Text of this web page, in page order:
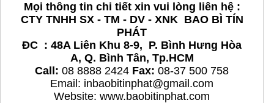
Mọi thông tin chi tiết xin vui lòng liên hệ :
CTY TNHH SX - TM - DV - XNK BAO BÌ TÍN
PHÁT
ĐC : 48A Liên Khu 8-9, P. Bình Hưng Hòa
A, Q. Bình Tân, Tp.HCM
Call: 08 8888 2424 Fax: 08-37 500 758
Email: inbaobitinphat@gmail.com
Website: www.baobitinphat.com